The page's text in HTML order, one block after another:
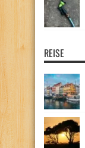
REISE